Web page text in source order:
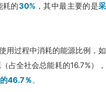
耗的30% ，其中最主要的是采
用过程中消耗的能源比例，如
占全社会总能耗的16.7%），
46.7％。